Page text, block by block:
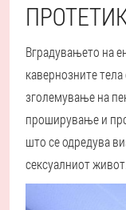
Вградувањето на
кавернозните тела
зголемување на
проширување и
што се одредува
сексуалниот живот.